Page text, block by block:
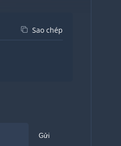
Sao chép
Gửi